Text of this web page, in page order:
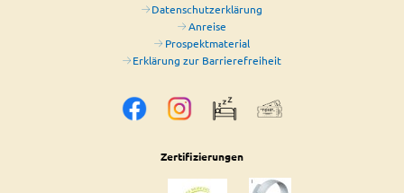
Datenschutzerklärung
Anreise
Prospektmaterial
Erklärung zur Barrierefreiheit
Zertifizierungen